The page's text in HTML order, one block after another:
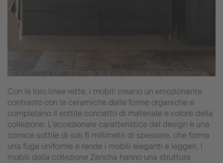
Con le loro linee rette, i mobili creano un emozionante
contrasto con le ceramiche dalle forme organiche e
completano il sottile concetto di materiale e colore della
collezione. L’eccezionale caratteristica del design è una
cornice sottile di soli 6 millimetri di spessore, che forma
una fuga uniforme e rende i mobili eleganti e leggeri. I
mobili della collezione Zencha hanno una struttura